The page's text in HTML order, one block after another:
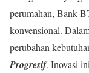
perumahan, Bank
konvensional.
perubahan
Progresif. Inovasi